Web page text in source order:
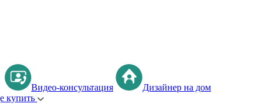
Видео-консультация
Дизайнер на дом
купить